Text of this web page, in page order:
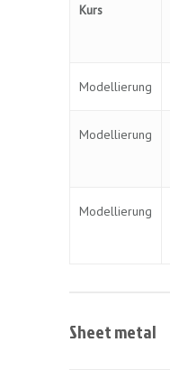
Kurs
Modellierung
Modellierung
Modellierung
Sheet metal